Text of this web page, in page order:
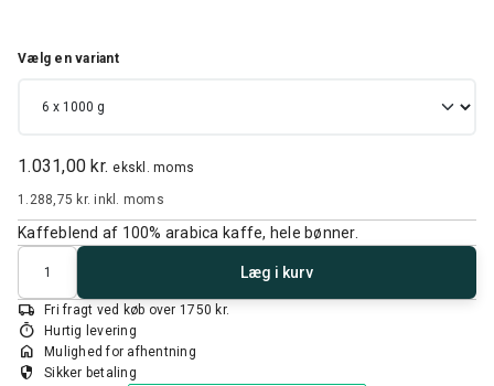
1.031,00 kr. ekskl. moms
1.288,75 kr.inkl. moms
Vælg en variant
Kaffeblend af 100% arabica kaffe, hele bønner.
Antal
Læg i kurv
local_shipping Fri fragt ved køb over 1750 kr.
timer Hurtig levering
home Mulighed for afhentning
security Sikker betaling